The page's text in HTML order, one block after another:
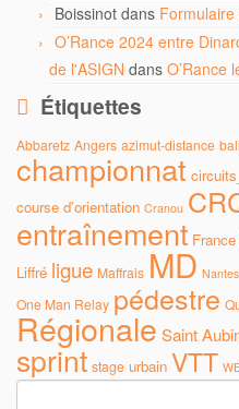
Boissinot dans
O’Rance 2024 entre
de l'ASIGN dans O’Rance
Étiquettes
Abbaretz Angers azimut-distance
championnat
course d'orientation Cranou
entraînement France
Liffré ligue Maffrais MD Nantes
One Man Relay pédestre
Régionale Saint
sprint stage urbain VTT
Rechercher :